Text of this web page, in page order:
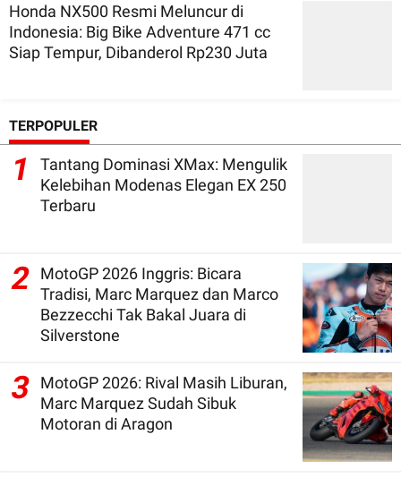
Honda NX500 Resmi Meluncur di
Indonesia: Big Bike Adventure 471 cc
Siap Tempur, Dibanderol Rp230 Juta
TERPOPULER
1
Tantang Dominasi XMax: Mengulik
Kelebihan Modenas Elegan EX 250
Terbaru
2
MotoGP 2026 Inggris: Bicara
Tradisi, Marc Marquez dan Marco
Bezzecchi Tak Bakal Juara di
Silverstone
3
MotoGP 2026: Rival Masih Liburan,
Marc Marquez Sudah Sibuk
Motoran di Aragon